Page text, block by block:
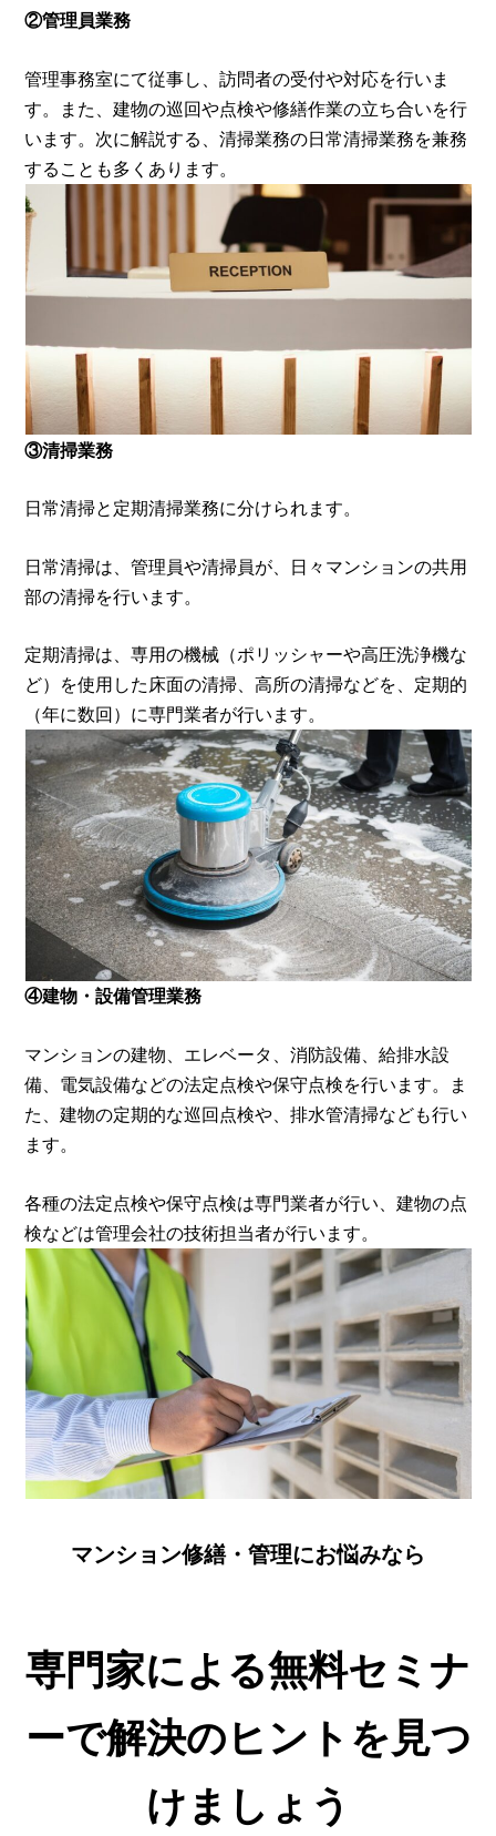
②管理員業務
管理事務室にて従事し、訪問者の受付や対応を行いま
す。また、建物の巡回や点検や修繕作業の立ち合いを行
います。次に解説する、清掃業務の日常清掃業務を兼務
することも多くあります。
③清掃業務
日常清掃と定期清掃業務に分けられます。
日常清掃は、管理員や清掃員が、日々マンションの共用
部の清掃を行います。
定期清掃は、専用の機械（ポリッシャーや高圧洗浄機な
ど）を使用した床面の清掃、高所の清掃などを、定期的
（年に数回）に専門業者が行います。
④建物・設備管理業務
マンションの建物、エレベータ、消防設備、給排水設
備、電気設備などの法定点検や保守点検を行います。ま
た、建物の定期的な巡回点検や、排水管清掃なども行い
ます。
各種の法定点検や保守点検は専門業者が行い、建物の点
検などは管理会社の技術担当者が行います。
マンション修繕・管理にお悩みなら
専門家による無料セミナ
ーで解決のヒントを見つ
けましょう